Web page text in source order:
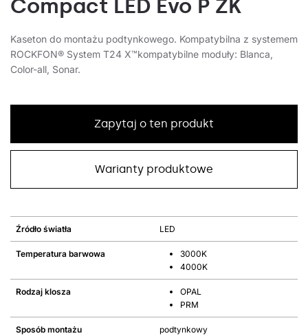
Compact LED Evo P ZK
Kaseton do montażu podtynkowego. Kompatybilna z systemem
ROCKFON® System T24 X™kompatybilne moduły: Blanca,
Color-all, Sonar.
Zapytaj o ten produkt
Warianty produktowe
Źródło światła LED
Temperatura barwowa
3000K
4000K
Rodzaj klosza
OPAL
PRM
Sposób montażu podtynkowy